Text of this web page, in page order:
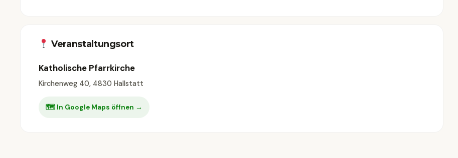
Veranstaltungsort
Katholische Pfarrkirche
Kirchenweg 40, 4830 Hallstatt
🗺 In Google Maps öffnen →